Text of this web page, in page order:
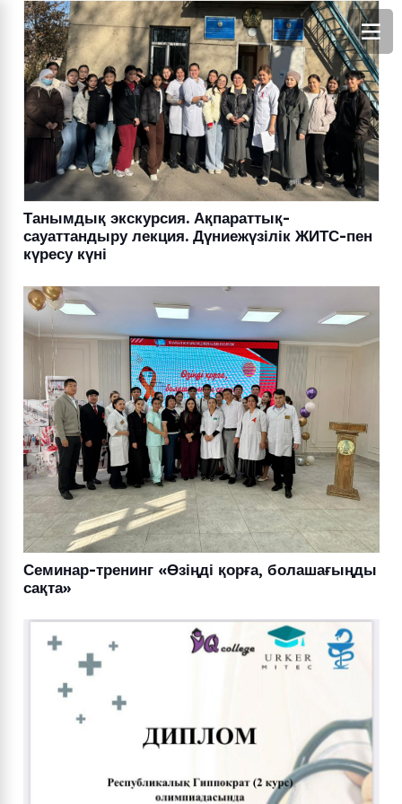
Танымдық экскурсия. Ақпараттық-
сауаттандыру лекция. Дүниежүзілік ЖИТС-пен
күресу күні
Семинар-тренинг «Өзіңді қорға, болашағыңды
сақта»